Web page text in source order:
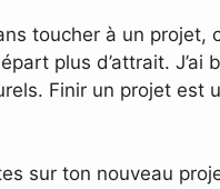
toucher à un projet,
plus d’attrait. J’ai
Finir un projet est
sur ton nouveau